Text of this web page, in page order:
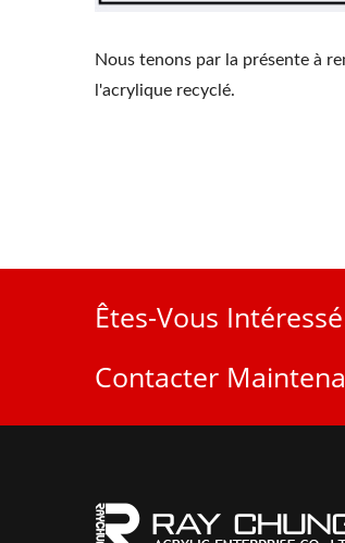
Nous tenons par la présente à
l'acrylique recyclé.
Êtes-Vous
Contacter